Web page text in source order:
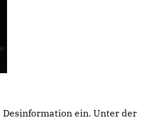
ein. Unter der